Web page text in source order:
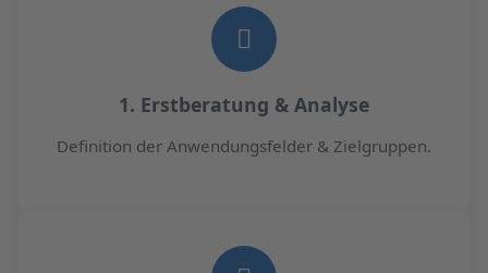
1. Erstberatung & Analyse
Definition der Anwendungsfelder & Zielgruppen.